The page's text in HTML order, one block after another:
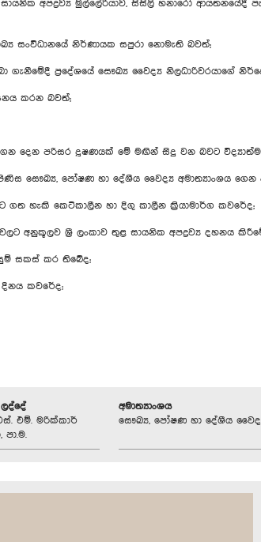
අපද්‍රව්‍ය මුල්ලේරියාව, සිසිලි හනා‍රෝ ආයතනයේදී
සංවිධානයේ නිර්ණායක සපුරා නොමැති බවත්;
ගැනීමේදී ප්‍රදේශයේ සෞඛ්‍ය වෛද්‍ය නිලධාරිවරයාගේ
කරන බවත්;
ගෙන දෙන පරිසර දූෂණයක් මේ මඟින් සිදු වන බවට
සෞඛ්‍ය, පෝෂණ හා දේශීය වෛද්‍ය අමාත්‍යාංශය
ගත හැකි කෙටිකාලීන හා දිගු කාලීන ක්‍රියාමාර්ග කවරේද;
අනුකූලව ශ්‍රී ලංකාව තුළ සායනික අපද්‍රව්‍ය දහනය
සකස් කර තිබේද;
කවරේද;
එම්. මරික්කාර්
පා.ම.
අමාත්‍යාංශය
සෞඛ්‍ය, පෝෂණ හා දේශීය